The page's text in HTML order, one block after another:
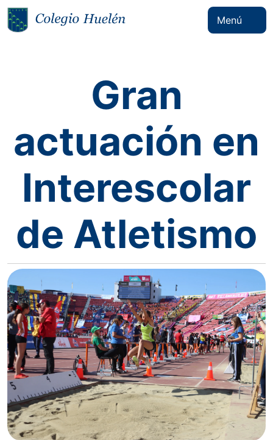
Menú
Gran
actuación en
Interescolar
de Atletismo